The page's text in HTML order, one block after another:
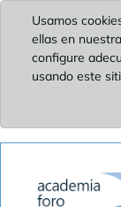
Usamos
ellas en nuestra
configure
usando este